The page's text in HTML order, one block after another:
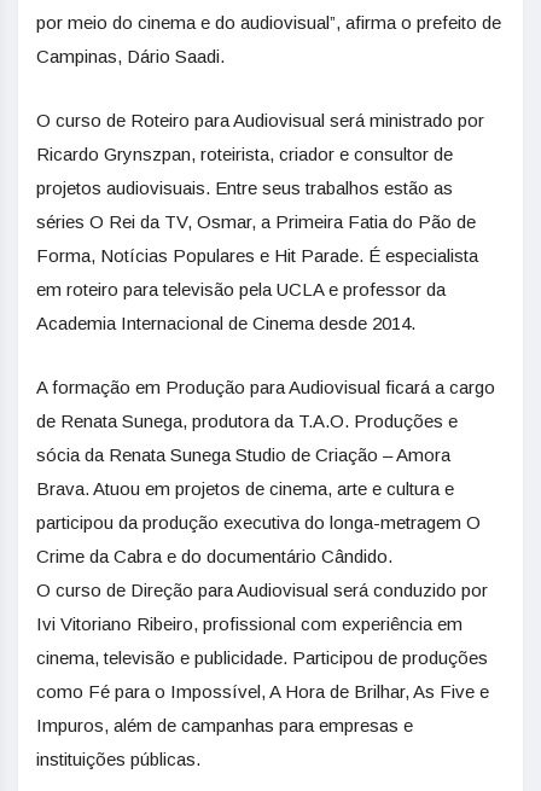
por meio do cinema e do audiovisual”, afirma o prefeito de
Campinas, Dário Saadi.
O curso de Roteiro para Audiovisual será ministrado por
Ricardo Grynszpan, roteirista, criador e consultor de
projetos audiovisuais. Entre seus trabalhos estão as
séries O Rei da TV, Osmar, a Primeira Fatia do Pão de
Forma, Notícias Populares e Hit Parade. É especialista
em roteiro para televisão pela UCLA e professor da
Academia Internacional de Cinema desde 2014.
A formação em Produção para Audiovisual ficará a cargo
de Renata Sunega, produtora da T.A.O. Produções e
sócia da Renata Sunega Studio de Criação – Amora
Brava. Atuou em projetos de cinema, arte e cultura e
participou da produção executiva do longa-metragem O
Crime da Cabra e do documentário Cândido.
O curso de Direção para Audiovisual será conduzido por
Ivi Vitoriano Ribeiro, profissional com experiência em
cinema, televisão e publicidade. Participou de produções
como Fé para o Impossível, A Hora de Brilhar, As Five e
Impuros, além de campanhas para empresas e
instituições públicas.